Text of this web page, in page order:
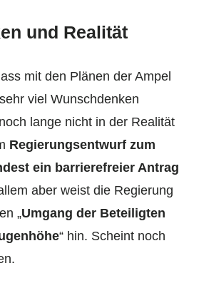
und Realität
mit den Plänen der Ampel
viel Wunschdenken
lange nicht in der Realität
Regierungsentwurf zum
ein barrierefreier Antrag
aber weist die Regierung
„Umgang der Beteiligten
“ hin. Scheint noch